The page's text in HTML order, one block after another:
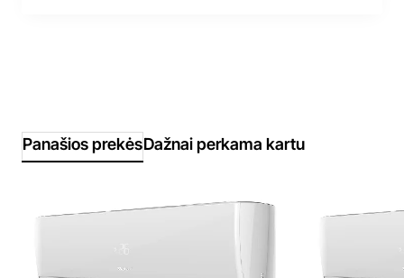
Panašios prekėsDažnai perkama kartu